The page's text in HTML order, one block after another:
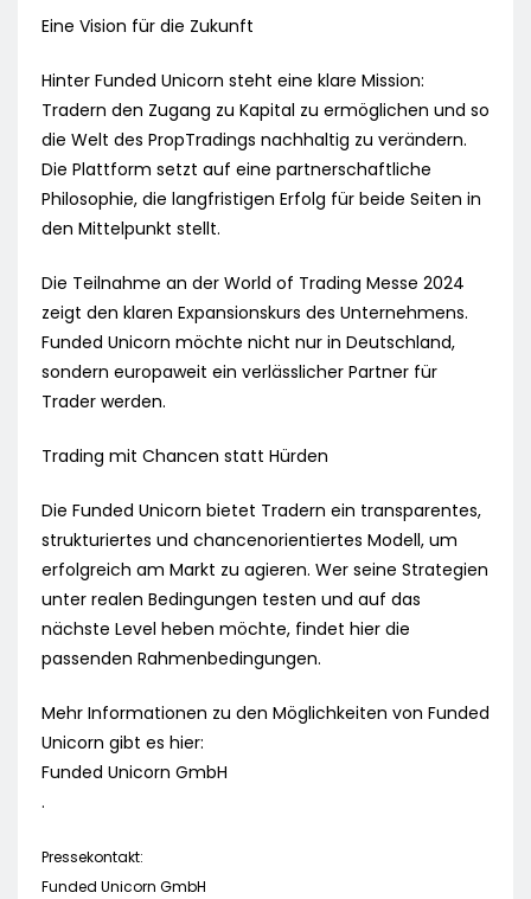
Eine Vision für die Zukunft
Hinter Funded Unicorn steht eine klare Mission:
Tradern den Zugang zu Kapital zu ermöglichen und so
die Welt des PropTradings nachhaltig zu verändern.
Die Plattform setzt auf eine partnerschaftliche
Philosophie, die langfristigen Erfolg für beide Seiten in
den Mittelpunkt stellt.
Die Teilnahme an der World of Trading Messe 2024
zeigt den klaren Expansionskurs des Unternehmens.
Funded Unicorn möchte nicht nur in Deutschland,
sondern europaweit ein verlässlicher Partner für
Trader werden.
Trading mit Chancen statt Hürden
Die Funded Unicorn bietet Tradern ein transparentes,
strukturiertes und chancenorientiertes Modell, um
erfolgreich am Markt zu agieren. Wer seine Strategien
unter realen Bedingungen testen und auf das
nächste Level heben möchte, findet hier die
passenden Rahmenbedingungen.
Mehr Informationen zu den Möglichkeiten von Funded
Unicorn gibt es hier:
Funded Unicorn GmbH
.
Pressekontakt:
Funded Unicorn GmbH